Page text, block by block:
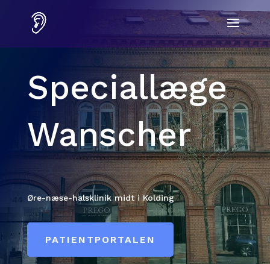
Speciallæge
Wanscher
Øre-næse-halsklinik midt i Kolding
PATIENTPORTALEN